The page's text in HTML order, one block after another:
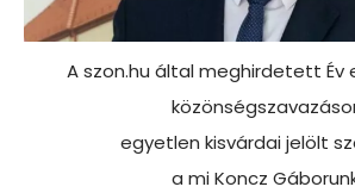
A szon.hu által meghirdetett Év
egyetlen kisvárdai jelölt
a mi Koncz